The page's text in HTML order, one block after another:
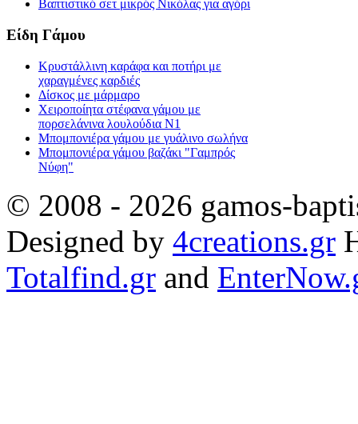
Βαπτιστικό σετ μικρός Νικόλας για αγόρι
Είδη Γάμου
Κρυστάλλινη καράφα και ποτήρι με
χαραγμένες καρδιές
Δίσκος με μάρμαρο
Χειροποίητα στέφανα γάμου με
πορσελάνινα λουλούδια Ν1
Μπομπονιέρα γάμου με γυάλινο σωλήνα
Μπομπονιέρα γάμου βαζάκι "Γαμπρός
Νύφη"
© 2008 - 2026 gamos-
Designed by 4creations.gr
Totalfind.gr and